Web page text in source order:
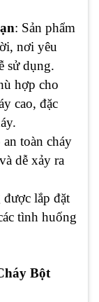
: Sản phẩm
nơi yêu
sử dụng.
hợp cho
cao, đặc
toàn cháy
dễ xảy ra
lắp đặt
tình huống
Bột